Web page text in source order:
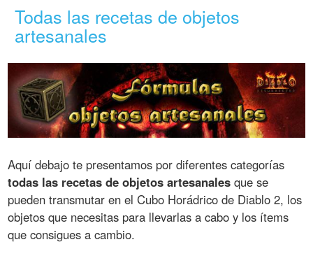
Todas las recetas de objetos
artesanales
Aquí debajo te presentamos por diferentes categorías
todas las recetas de objetos artesanales que se
pueden transmutar en el Cubo Horádrico de Diablo 2, los
objetos que necesitas para llevarlas a cabo y los ítems
que consigues a cambio.